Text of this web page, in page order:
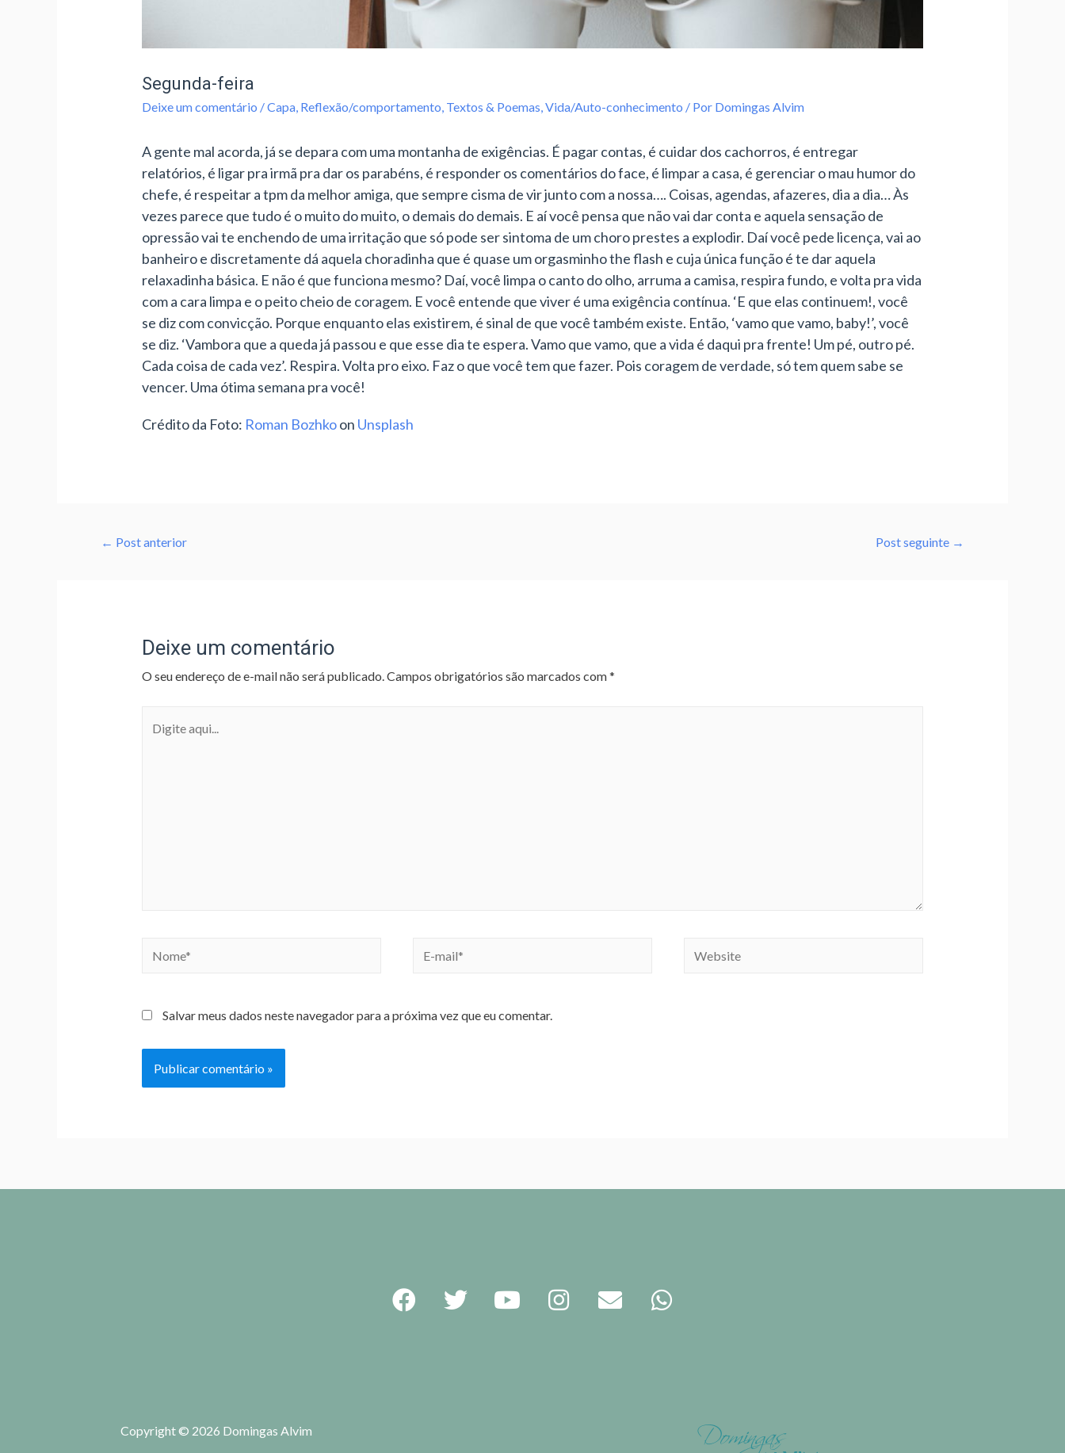
Segunda-feira
Deixe um comentário /Capa, Reflexão/comportamento, Textos & Poemas,Vida/Auto-conhecimento / Por Domingas Alvim
A gente mal acorda, já se depara com uma montanha de exigências. É pagar contas, é cuidar dos cachorros, é entregar
relatórios, é ligar pra irmã pra dar os parabéns, é responder os comentários do face, é limpar a casa, é gerenciar o mau humor do
chefe, é respeitar a tpm da melhor amiga, que sempre cisma de vir junto com a nossa…. Coisas, agendas, afazeres, dia a dia… Às
vezes parece que tudo é o muito do muito, o demais do demais. E aí você pensa que não vai dar conta e aquela sensação de
opressão vai te enchendo de uma irritação que só pode ser sintoma de um choro prestes a explodir. Daí você pede licença, vai ao
banheiro e discretamente dá aquela choradinha que é quase um orgasminho the flash e cuja única função é te dar aquela
relaxadinha básica. E não é que funciona mesmo? Daí, você limpa o canto do olho, arruma a camisa, respira fundo, e volta pra vida
com a cara limpa e o peito cheio de coragem. E você entende que viver é uma exigência contínua. ‘E que elas continuem!, você
se diz com convicção. Porque enquanto elas existirem, é sinal de que você também existe. Então, ‘vamo que vamo, baby!’, você
se diz. ‘Vambora que a queda já passou e que esse dia te espera. Vamo que vamo, que a vida é daqui pra frente! Um pé, outro pé.
Cada coisa de cada vez’. Respira. Volta pro eixo. Faz o que você tem que fazer. Pois coragem de verdade, só tem quem sabe se
vencer. Uma ótima semana pra você!
Crédito da Foto: Roman Bozhkoon Unsplash
← Post anterior Post seguinte →
Deixe um comentário
O seu endereço de e-mail não será publicado.Campos obrigatórios são marcados com*
Salvar meus dados neste navegador para a próxima vez que eu comentar.
Copyright © 2026 Domingas Alvim